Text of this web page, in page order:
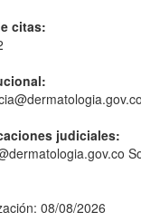
citas:
judiciales:
08/08/2026